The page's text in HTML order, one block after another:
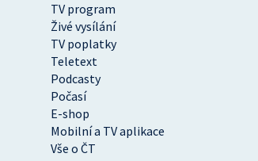
TV program
Živé vysílání
TV poplatky
Teletext
Podcasty
Počasí
E-shop
Mobilní a TV aplikace
Vše o ČT